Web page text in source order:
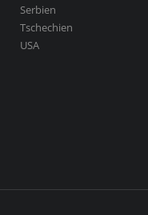
Serbien
Tschechien
USA